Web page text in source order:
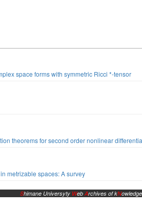
space forms with symmetric Ricci *-tensor
theorems for second order nonlinear
metrizable spaces: A survey
Shimane Universyty WebArchives of kNowledge